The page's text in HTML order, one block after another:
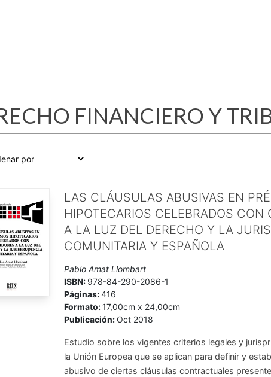
FINANCIERO Y
LAS CLÁUSULAS ABUSIVAS EN
HIPOTECARIOS CELEBRADOS CON
A LA LUZ DEL DERECHO Y LA
COMUNITARIA Y ESPAÑOLA
Pablo Amat Llombart
ISBN: 978-84-290-2086-1
Páginas:416
Formato:17,00cm x 24,00cm
Publicación:Oct 2018
Estudio sobre los vigentes criterios legales y
la Unión Europea que se aplican para definir y
abusivo de ciertas cláusulas contractuales